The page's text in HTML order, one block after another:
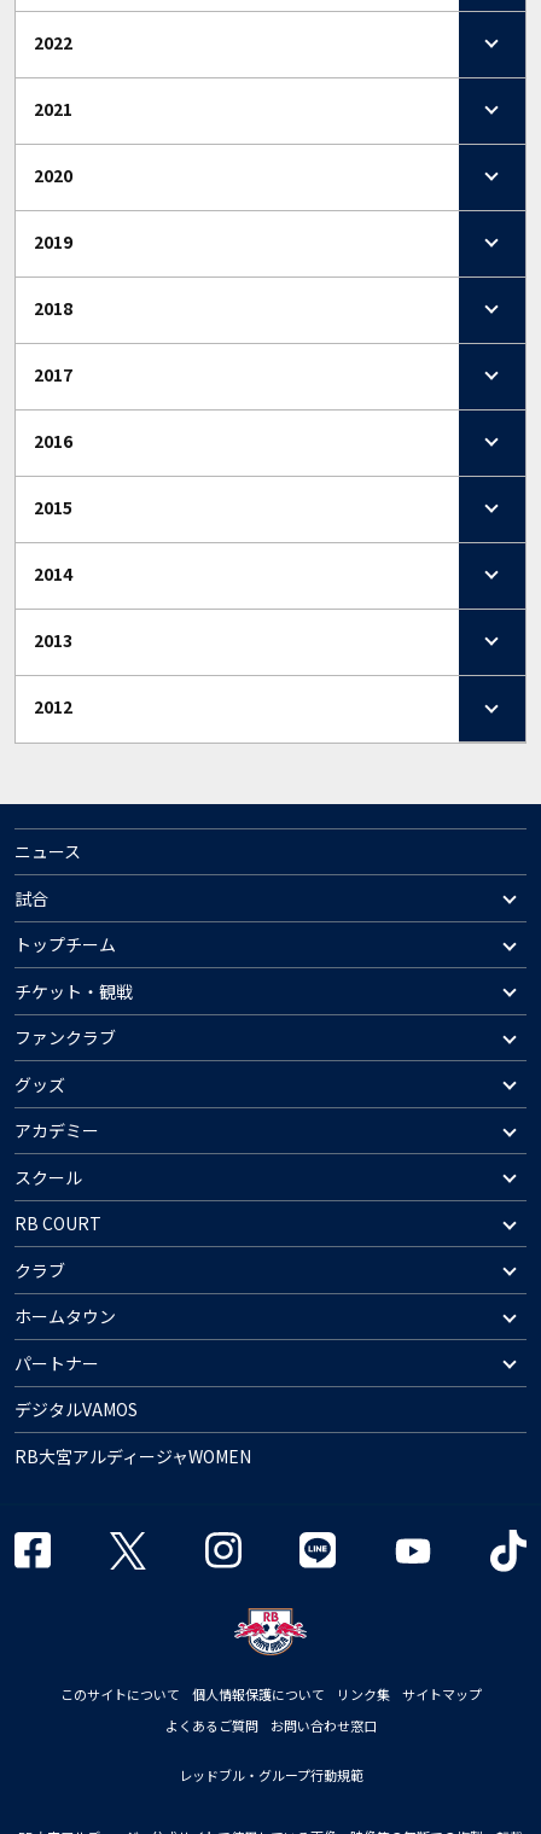
2022
2021
2020
2019
2018
2017
2016
2015
2014
2013
2012
ニュース
試合
トップチーム
チケット・観戦
ファンクラブ
グッズ
アカデミー
スクール
RB COURT
クラブ
ホームタウン
パートナー
デジタルVAMOS
RB大宮アルディージャWOMEN
このサイトについて 個人情報保護について リンク集
サイトマップ
よくあるご質問
お問い合わせ窓口
レッドブル・グループ行動規範